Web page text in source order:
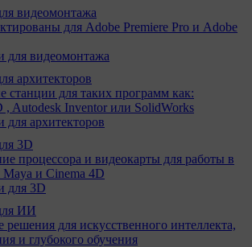
видеомонтажа
для Adobe Premiere Pro и Adobe
архитекторов
станции для таких программ как:
Autodesk Inventor или SolidWorks
3D
процессора и видеокарты для работы в
и Cinema 4D
ИИ
для искусственного интеллекта,
и глубокого обучения